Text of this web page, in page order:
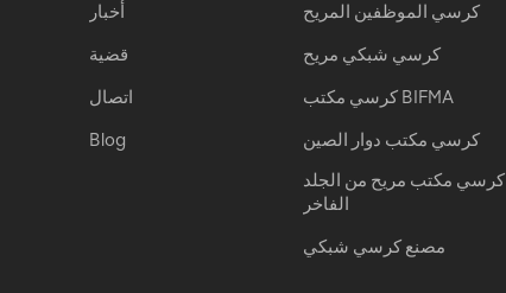
أخبار
قضية
اتصال
Blog
كرسي الموظفين المريح
كرسي شبكي مريح
كرسي مكتب BIFMA
كرسي مكتب دوار الصين
كرسي مكتب مريح من الجلد
الفاخر
مصنع كرسي شبكي